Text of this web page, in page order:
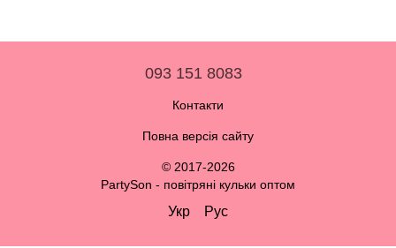
093 151 8083
Контакти
Повна версія сайту
© 2017-2026
PartySon - повітряні кульки оптом
Укр Рус